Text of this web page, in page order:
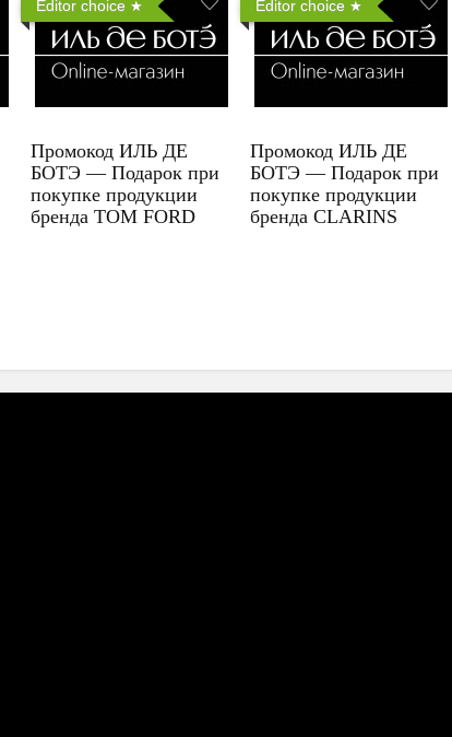
Editor choice
Промокод ИЛЬ ДЕ
БОТЭ — Подарок при
покупке продукции
бренда TOM FORD
Editor choice
Промокод ИЛЬ ДЕ
БОТЭ — Подарок при
покупке продукции
бренда CLARINS